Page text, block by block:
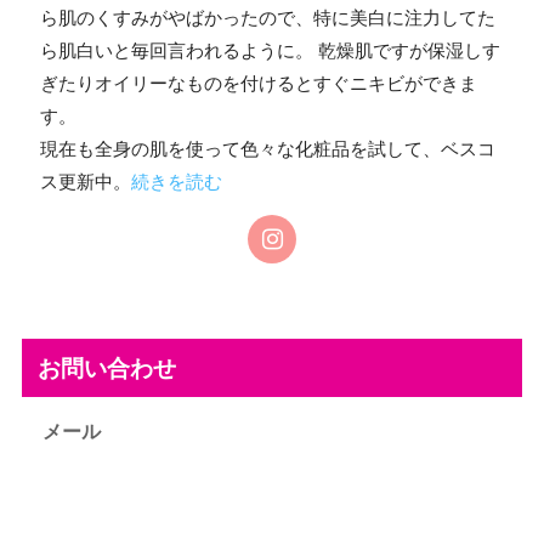
ら肌のくすみがやばかったので、特に美白に注力してた
ら肌白いと毎回言われるように。 乾燥肌ですが保湿しす
ぎたりオイリーなものを付けるとすぐニキビができま
す。
現在も全身の肌を使って色々な化粧品を試して、ベスコ
ス更新中。 続きを読む
お問い合わせ
メール